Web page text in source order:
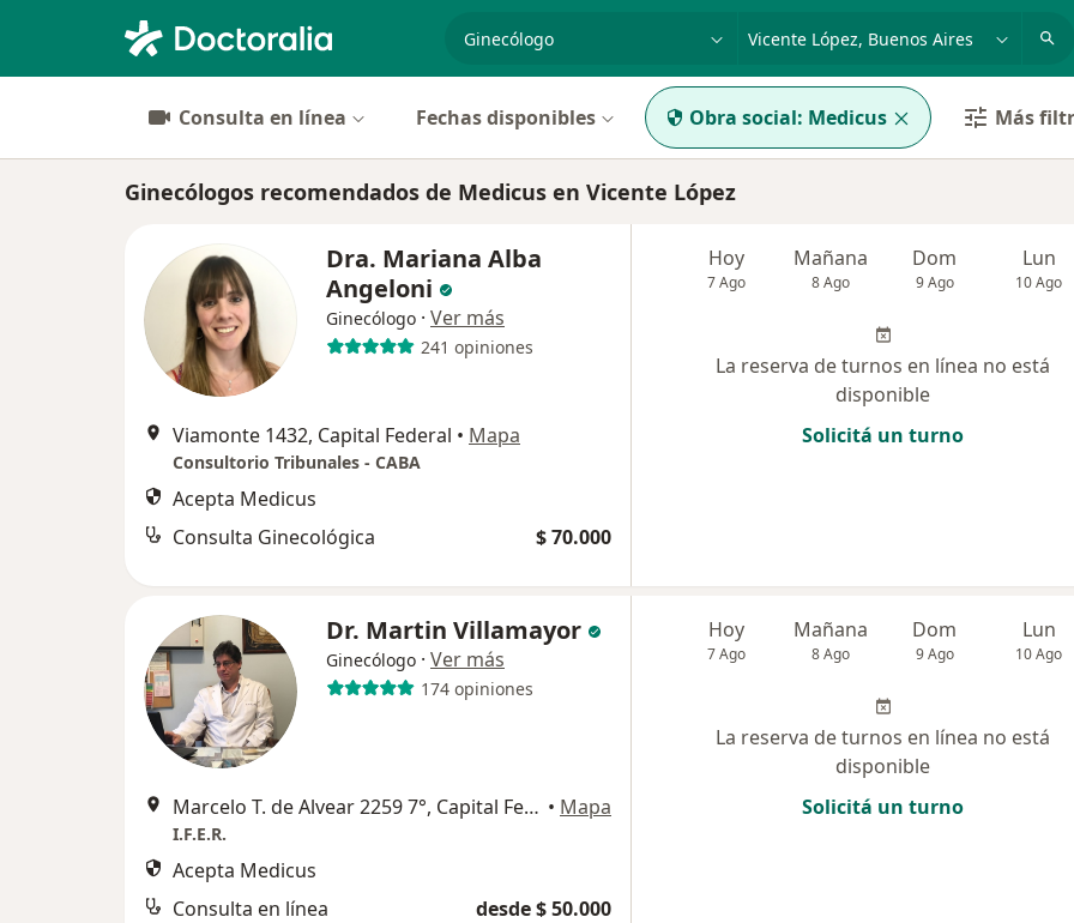
especialidad, enfermedad o nombrep. ej. Buenos Aires
Consulta en línea Fechas disponibles Obra social: Medicus Más
Ginecólogos recomendados de Medicus en Vicente López
Dra. Mariana Alba
Angeloni
Ginecólogo · Ver más
241 opiniones
Viamonte 1432, Capital Federal • Mapa
Consultorio Tribunales - CABA
Acepta Medicus
Consulta Ginecológica
$ 70.000
Hoy
7 Ago
Mañana
8 Ago
Dom
9 Ago
Lun
10 Ago
La reserva de turnos en línea no está
disponible
Solicitá un turno
Dr. Martin Villamayor
Ginecólogo · Ver más
174 opiniones
Marcelo T. de Alvear 2259 7°, Capital Federal • Mapa
I.F.E.R.
Acepta Medicus
Consulta en línea
desde $ 50.000
Hoy
7 Ago
Mañana
8 Ago
Dom
9 Ago
Lun
10 Ago
La reserva de turnos en línea no está
disponible
Solicitá un turno